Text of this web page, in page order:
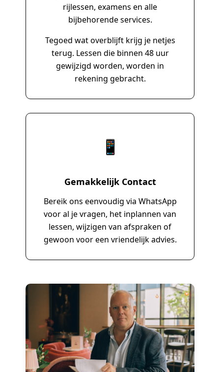
rijlessen, examens en alle
bijbehorende services.
Tegoed wat overblijft krijg je netjes
terug. Lessen die binnen 48 uur
gewijzigd worden, worden in
rekening gebracht.
📱
Gemakkelijk Contact
Bereik ons eenvoudig via WhatsApp
voor al je vragen, het inplannen van
lessen, wijzigen van afspraken of
gewoon voor een vriendelijk advies.